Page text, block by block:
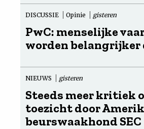
DISCUSSIE Opinie gisteren
PwC: menselijke
worden belangrijker
NIEUWS gisteren
Steeds meer kritiek
toezicht door
beurswaakhond SEC